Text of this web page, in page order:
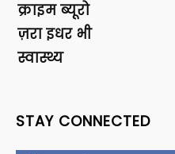
क्राइम ब्यूरो
ज़रा इधर भी
स्वास्थ्य
STAY CONNECTED